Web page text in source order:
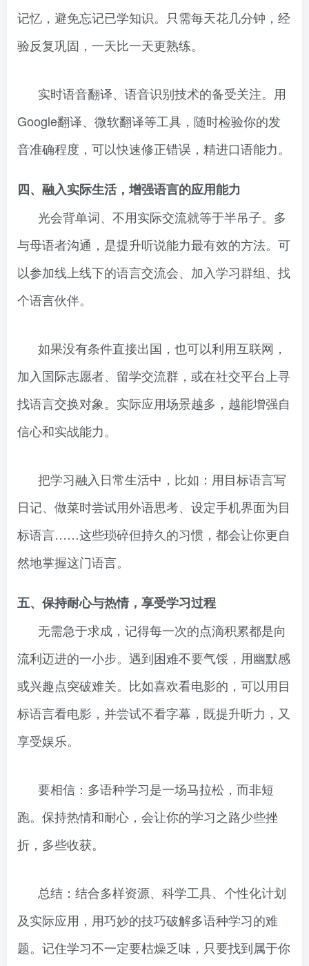
记忆，避免忘记已学知识。只需每天花几分钟，经
验反复巩固，一天比一天更熟练。
实时语音翻译、语音识别技术的备受关注。用
Google翻译、微软翻译等工具，随时检验你的发
音准确程度，可以快速修正错误，精进口语能力。
四、融入实际生活，增强语言的应用能力
光会背单词、不用实际交流就等于半吊子。多
与母语者沟通，是提升听说能力最有效的方法。可
以参加线上线下的语言交流会、加入学习群组、找
个语言伙伴。
如果没有条件直接出国，也可以利用互联网，
加入国际志愿者、留学交流群，或在社交平台上寻
找语言交换对象。实际应用场景越多，越能增强自
信心和实战能力。
把学习融入日常生活中，比如：用目标语言写
日记、做菜时尝试用外语思考、设定手机界面为目
标语言……这些琐碎但持久的习惯，都会让你更自
然地掌握这门语言。
五、保持耐心与热情，享受学习过程
无需急于求成，记得每一次的点滴积累都是向
流利迈进的一小步。遇到困难不要气馁，用幽默感
或兴趣点突破难关。比如喜欢看电影的，可以用目
标语言看电影，并尝试不看字幕，既提升听力，又
享受娱乐。
要相信：多语种学习是一场马拉松，而非短
跑。保持热情和耐心，会让你的学习之路少些挫
折，多些收获。
总结：结合多样资源、科学工具、个性化计划
及实际应用，用巧妙的技巧破解多语种学习的难
题。记住学习不一定要枯燥乏味，只要找到属于你